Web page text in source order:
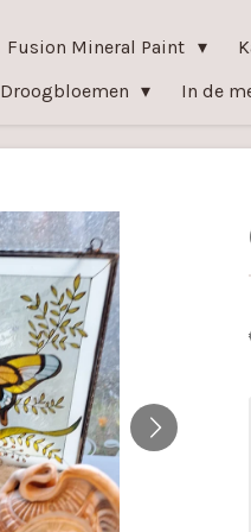
Fusion Mineral Paint
Droogbloemen In de